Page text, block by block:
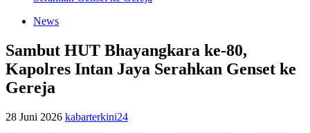
News
Sambut HUT Bhayangkara ke-80,
Kapolres Intan Jaya Serahkan Genset ke
Gereja
28 Juni 2026 kabarterkini24